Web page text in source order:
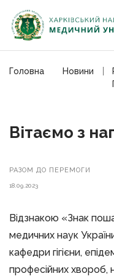
Головна Новини
Вітаємо з
РАЗОМ ДО ПЕРЕМОГИ
18.09.2023
Відзнакою «Знак
медичних наук
кафедри гігієни,
професійних хвороб,